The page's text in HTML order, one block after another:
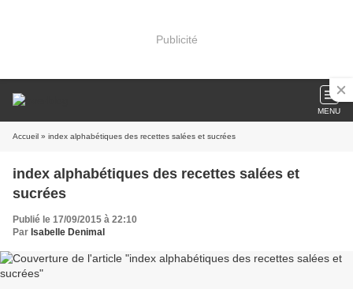
Publicité
MENU
Accueil » index alphabétiques des recettes salées et sucrées
index alphabétiques des recettes salées et
sucrées
Publié le 17/09/2015 à 22:10
Par Isabelle Denimal